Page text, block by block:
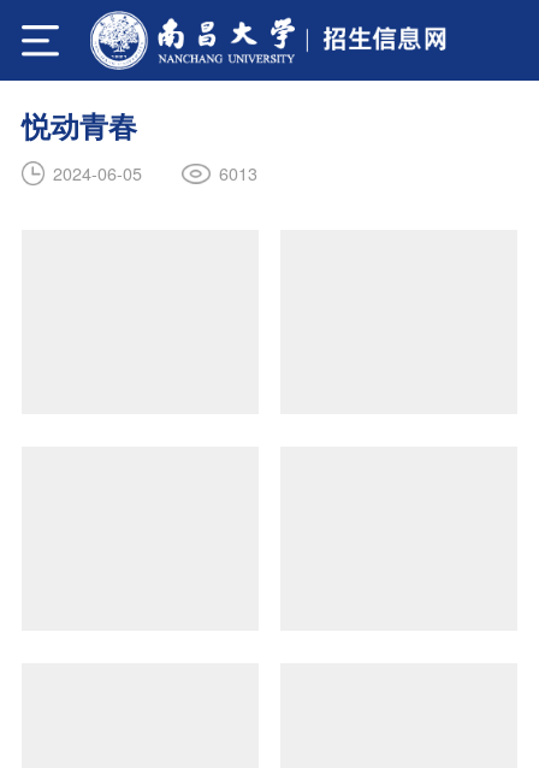
悦动青春
2024-06-05 6013